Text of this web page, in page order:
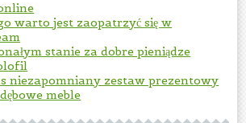
warto jest zaopatrzyć się w
stanie za dobre pieniądze
niezapomniany zestaw prezentowy
meble